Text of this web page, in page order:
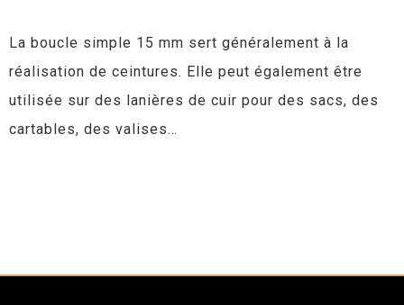
La boucle simple 15 mm sert généralement à la
réalisation de ceintures. Elle peut également être
utilisée sur des lanières de cuir pour des sacs, des
cartables, des valises…